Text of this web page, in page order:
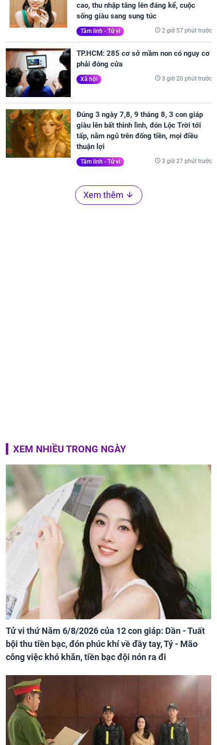
cao, thu nhập tăng lên đáng kể, cuộc
sống giàu sang sung túc
Tâm linh - Tử vi 2 giờ 57 phút trước
TP.HCM: 285 cơ sở mầm non có nguy cơ
phải đóng cửa
Xã hội 3 giờ 20 phút trước
Đúng 3 ngày 7,8, 9 tháng 8, 3 con giáp
giàu lên bất thình lình, đón Lộc Trời tới
tấp, nằm ngủ trên đống tiền, mọi điều
thuận lợi
Tâm linh - Tử vi 3 giờ 27 phút trước
Xem thêm
XEM NHIỀU TRONG NGÀY
Tử vi thứ Năm 6/8/2026 của 12 con giáp: Dần - Tuất
bội thu tiền bạc, đón phúc khí về đầy tay, Tý - Mão
công việc khó khăn, tiền bạc đội nón ra đi